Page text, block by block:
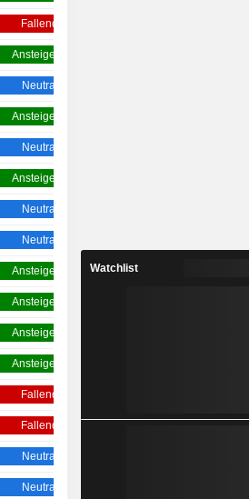
Fallend
Ansteigend
Neutral
Ansteigend
Neutral
Ansteigend
Neutral
Neutral
Ansteigend Ansteigend
Ansteigend
Ansteigend
Ansteigend
Fallend
Fallend
Neutral
Neutral
Watchlist